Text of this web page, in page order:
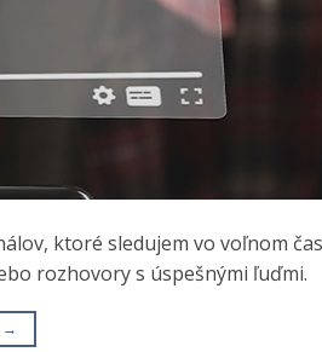
ktoré sledujem vo voľnom
rozhovory s úspešnými ľuďmi.
→